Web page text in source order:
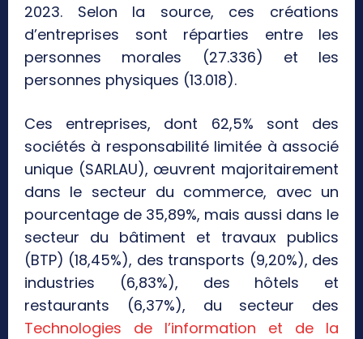
2023. Selon la source, ces créations
d’entreprises sont réparties entre les
personnes morales (27.336) et les
personnes physiques (13.018).
Ces entreprises, dont 62,5% sont des
sociétés à responsabilité limitée à associé
unique (SARLAU), œuvrent majoritairement
dans le secteur du commerce, avec un
pourcentage de 35,89%, mais aussi dans le
secteur du bâtiment et travaux publics
(BTP) (18,45%), des transports (9,20%), des
industries (6,83%), des hôtels et
restaurants (6,37%), du secteur des
Technologies de l’information et de la